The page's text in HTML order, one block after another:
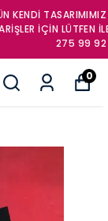
0212
0